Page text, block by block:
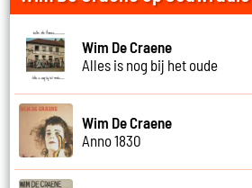
Wim De Craene
Alles is nog bij het oude
Wim De Craene
Anno 1830